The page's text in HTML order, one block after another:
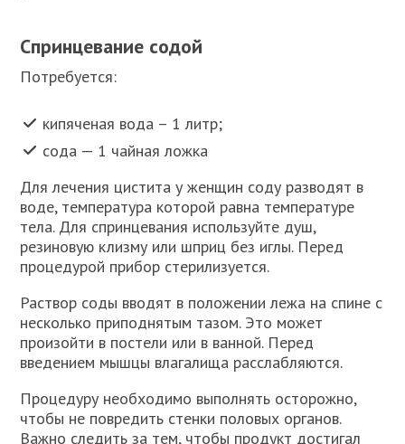
Спринцевание содой
Потребуется:
кипяченая вода – 1 литр;
сода — 1 чайная ложка
Для лечения цистита у женщин соду разводят в
воде, температура которой равна температуре
тела. Для спринцевания используйте душ,
резиновую клизму или шприц без иглы. Перед
процедурой прибор стерилизуется.
Раствор соды вводят в положении лежа на спине с
несколько приподнятым тазом. Это может
произойти в постели или в ванной. Перед
введением мышцы влагалища расслабляются.
Процедуру необходимо выполнять осторожно,
чтобы не повредить стенки половых органов.
Важно следить за тем, чтобы продукт достигал